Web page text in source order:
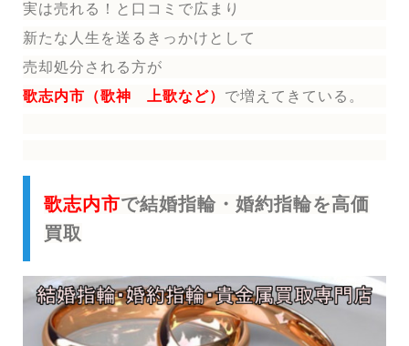
実は売れる！と口コミで広まり
新たな人生を送る きっかけとして
売却処分される方が
歌志内市（歌神 上歌など） で増えてきている。
歌志内市で結婚指輪・婚約指輪を高価
買取